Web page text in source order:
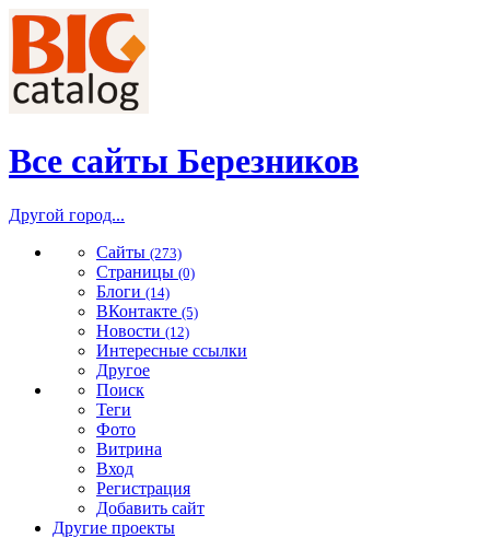
Все сайты Березников
Другой город...
Сайты (273)
Страницы (0)
Блоги (14)
ВКонтакте (5)
Новости (12)
Интересные ссылки
Другое
Поиск
Теги
Фото
Витрина
Вход
Регистрация
Добавить сайт
Другие проекты